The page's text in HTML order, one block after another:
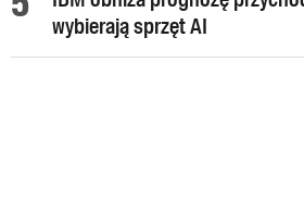
wybierają sprzęt AI